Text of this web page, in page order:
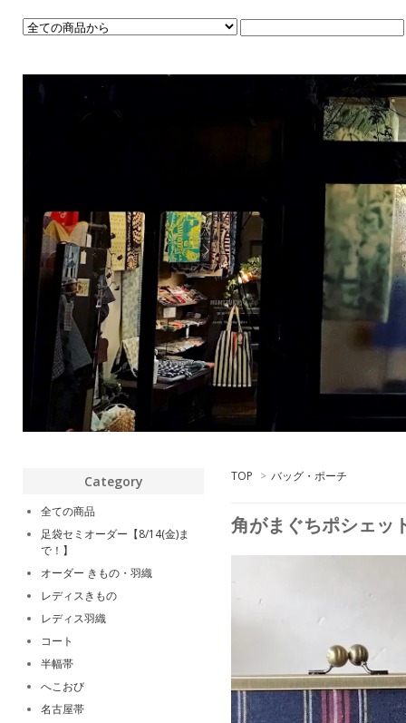
TOP > バッグ・ポーチ
角がまぐちポシェ
Category
全ての商品
足袋セミオーダー【8/14(金)ま
で！】
オーダー きもの・羽織
レディスきもの
レディス羽織
コート
半幅帯
へこおび
名古屋帯